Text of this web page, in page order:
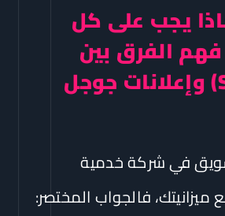
يجب على كل
شركة B2B فهم الفرق بين
السيو (SEO) وإعلانات جوجل
في شركة خدمية
فالجواب المختصر: